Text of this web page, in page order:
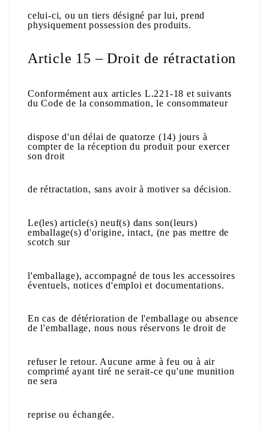
celui-ci, ou un tiers désigné par lui, prend
physiquement possession des produits.
Article 15 – Droit de rétractation
Conformément aux articles L.221-18 et suivants
du Code de la consommation, le consommateur
dispose d'un délai de quatorze (14) jours à
compter de la réception du produit pour exercer
son droit
de rétractation, sans avoir à motiver sa décision.
Le(les) article(s)neuf(s) dans son(leurs)
emballage(s) d'origine, intact, (ne pas mettre de
scotch sur
l'emballage), accompagné de tous les accessoires
éventuels, notices d'emploi et documentations.
En cas de détérioration de l'emballage ou absence
de l'emballage, nous nous réservons le droit de
refuser le retour. Aucune arme à feu ou à air
comprimé ayant tiré ne serait-ce qu'une munition
ne sera
reprise ou échangée.